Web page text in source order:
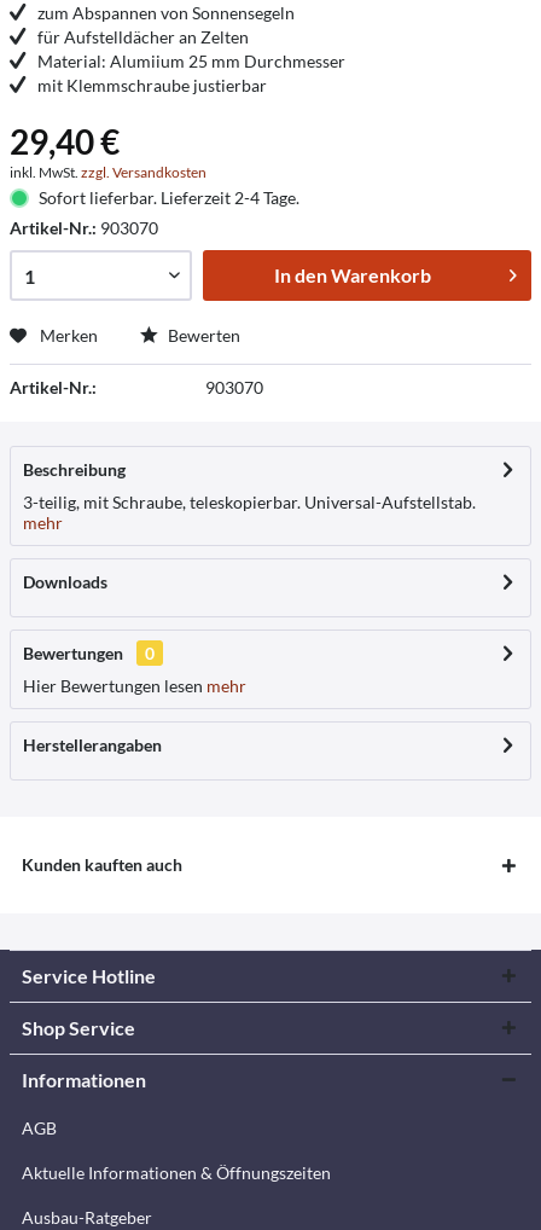
zum Abspannen von Sonnensegeln
für Aufstelldächer an Zelten
Material: Alumiium 25 mm Durchmesser
mit Klemmschraube justierbar
29,40 €
inkl. MwSt. zzgl. Versandkosten
Sofort lieferbar. Lieferzeit 2-4 Tage.
Artikel-Nr.: 903070
In denWarenkorb
Merken Bewerten
Artikel-Nr.: 903070
Beschreibung
3-teilig, mit Schraube, teleskopierbar. Universal-Aufstellstab.
mehr
Downloads
Bewertungen
0
Hier Bewertungen lesen mehr
Herstellerangaben
Kunden kauften auch
Service Hotline
Shop Service
Informationen
AGB
Aktuelle Informationen & Öffnungszeiten
Ausbau-Ratgeber